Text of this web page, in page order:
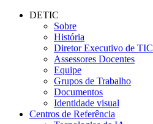
Conteúdo principal
DETIC
Sobre
História
Diretor Executivo de TIC
Assessores Docentes
Equipe
Grupos de Trabalho
Documentos
Identidade visual
Centros de Referência